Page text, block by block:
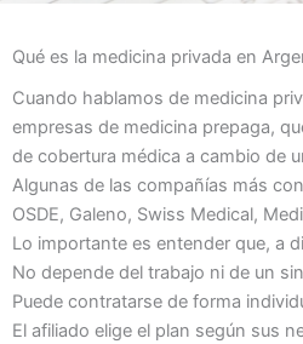
Qué es la medicina privada en
Cuando hablamos de medicina
empresas de medicina prepaga,
de cobertura médica a cambio de
Algunas de las compañías más
OSDE, Galeno, Swiss Medical,
Lo importante es entender que, a
No depende del trabajo ni de un
Puede contratarse de forma
El afiliado elige el plan según sus